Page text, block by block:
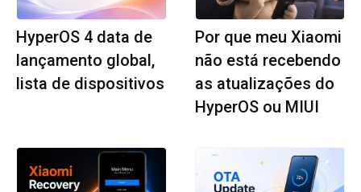
HyperOS 4 data de
lançamento global,
lista de dispositivos
Por que meu Xiaomi
não está recebendo
as atualizações do
HyperOS ou MIUI